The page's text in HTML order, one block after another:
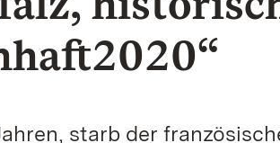
starb der